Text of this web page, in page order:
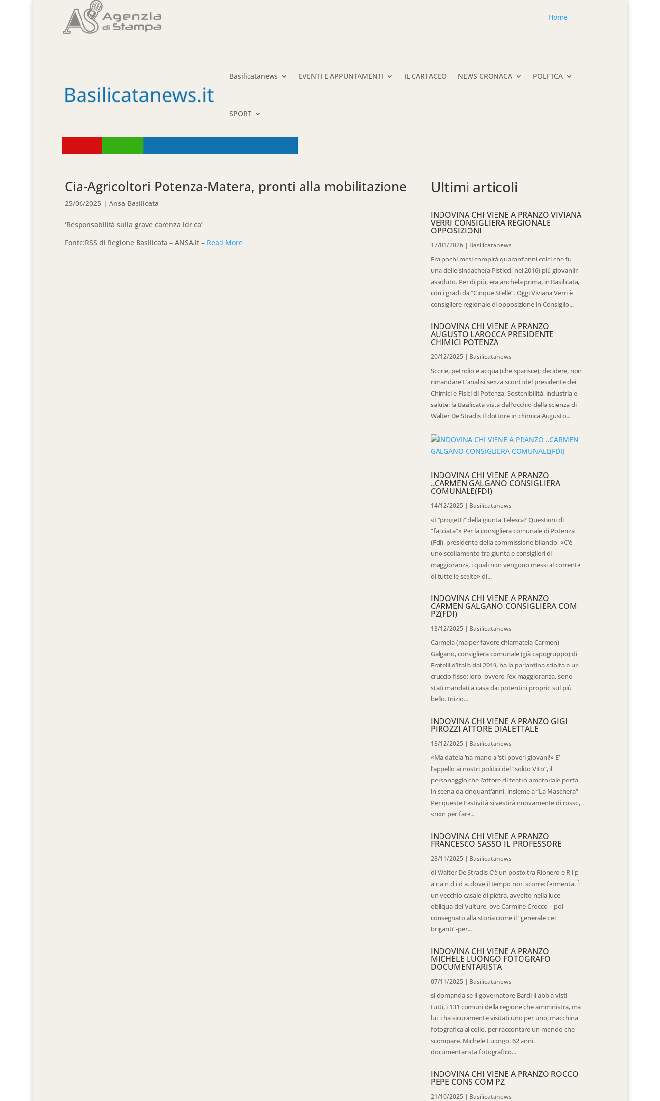
Home
Basilicatanews EVENTI E APPUNTAMENTI IL CARTACEO NEWS CRONACA POLITICA
SPORT
Cia-Agricoltori Potenza-Matera, pronti alla mobilitazione
25/06/2025 |Ansa Basilicata
‘Responsabilità sulla grave carenza idrica’
Fonte:RSS di Regione Basilicata – ANSA.it – Read More
Ultimi articoli
INDOVINA CHI VIENE A PRANZO VIVIANA
VERRI CONSIGLIERA REGIONALE
OPPOSIZIONI
17/01/2026| Basilicatanews
Fra pochi mesi compirà quarant’anni colei che fu
una delle sindache(a Pisticci, nel 2016) più giovaniin
assoluto. Per di più, era anchela prima, in Basilicata,
con i gradi da “Cinque Stelle”. Oggi Viviana Verri è
consigliere regionale di opposizione in Consiglio...
INDOVINA CHI VIENE A PRANZO
AUGUSTO LAROCCA PRESIDENTE
CHIMICI POTENZA
20/12/2025 | Basilicatanews
Scorie, petrolio e acqua (che sparisce): decidere, non
rimandare L’analisi senza sconti del presidente dei
Chimici e Fisici di Potenza. Sostenibilità, industria e
salute: la Basilicata vista dall’occhio della scienza di
Walter De Stradis Il dottore in chimica Augusto...
INDOVINA CHI VIENE A PRANZO
..CARMEN GALGANO CONSIGLIERA
COMUNALE(FDI)
14/12/2025 | Basilicatanews
«I “progetti” della giunta Telesca? Questioni di
“facciata”» Per la consigliera comunale di Potenza
(Fdi), presidente della commissione bilancio, «C’è
uno scollamento tra giunta e consiglieri di
maggioranza, i quali non vengono messi al corrente
di tutte le scelte» di...
INDOVINA CHI VIENE A PRANZO
CARMEN GALGANO CONSIGLIERA COM
PZ(FDI)
13/12/2025 | Basilicatanews
Carmela (ma per favore chiamatela Carmen)
Galgano, consigliera comunale (già capogruppo) di
Fratelli d’Italia dal 2019, ha la parlantina sciolta e un
cruccio fisso: loro, ovvero l’ex maggioranza, sono
stati mandati a casa dai potentini proprio sul più
bello. Inizio...
INDOVINA CHI VIENE A PRANZO GIGI
PIROZZI ATTORE DIALETTALE
13/12/2025 | Basilicatanews
«Ma datela ‘na mano a ‘sti poveri giovani!» E’
l’appello ai nostri politici del “solito Vito”, il
personaggio che l’attore di teatro amatoriale porta
in scena da cinquant’anni, insieme a “La Maschera”
Per queste Festività si vestirà nuovamente di rosso,
«non per fare...
INDOVINA CHI VIENE A PRANZO
FRANCESCO SASSO IL PROFESSORE
28/11/2025 | Basilicatanews
di Walter De Stradis C’è un posto,tra Rionero e R i p
a c a n d i d a, dove il tempo non scorre: fermenta. È
un vecchio casale di pietra, avvolto nella luce
obliqua del Vulture, ove Carmine Crocco – poi
consegnato alla storia come il “generale dei
briganti”-per...
INDOVINA CHI VIENE A PRANZO
MICHELE LUONGO FOTOGRAFO
DOCUMENTARISTA
07/11/2025 | Basilicatanews
si domanda se il governatore Bardi li abbia visti
tutti, i 131 comuni della regione che amministra, ma
lui li ha sicuramente visitati uno per uno, macchina
fotografica al collo, per raccontare un mondo che
scompare. Michele Luongo, 62 anni,
documentarista fotografico...
INDOVINA CHI VIENE A PRANZO ROCCO
PEPE CONS COM PZ
21/10/2025 | Basilicatanews